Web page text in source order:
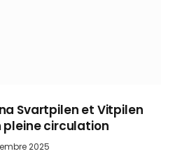
Svartpilen et Vitpilen
pleine circulation
2025